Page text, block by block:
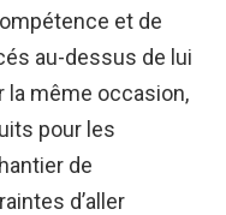
et de
au-dessus de lui
la même occasion,
pour les
de
d’aller